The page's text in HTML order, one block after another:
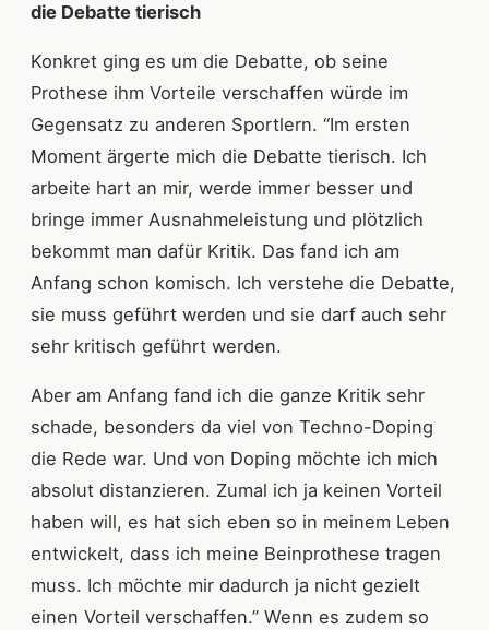
die Debatte tierisch
Konkret ging es um die Debatte, ob seine
Prothese ihm Vorteile verschaffen würde im
Gegensatz zu anderen Sportlern. “Im ersten
Moment ärgerte mich die Debatte tierisch. Ich
arbeite hart an mir, werde immer besser und
bringe immer Ausnahmeleistung und plötzlich
bekommt man dafür Kritik. Das fand ich am
Anfang schon komisch. Ich verstehe die Debatte,
sie muss geführt werden und sie darf auch sehr
sehr kritisch geführt werden.
Aber am Anfang fand ich die ganze Kritik sehr
schade, besonders da viel von Techno-Doping
die Rede war. Und von Doping möchte ich mich
absolut distanzieren. Zumal ich ja keinen Vorteil
haben will, es hat sich eben so in meinem Leben
entwickelt, dass ich meine Beinprothese tragen
muss. Ich möchte mir dadurch ja nicht gezielt
einen Vorteil verschaffen.” Wenn es zudem so